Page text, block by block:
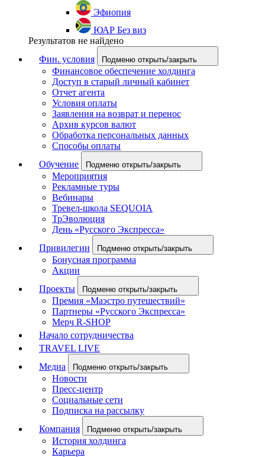
Эфиопия
ЮАР Без виз
Результатов не найдено
Фин. условия
Подменю открыть/закрыть
Финансовое обеспечение холдинга
Доступ в старый личный кабинет
Отчет агента
Условия оплаты
Заявления на возврат и перенос
Архив курсов валют
Обработка персональных данных
Способы оплаты
Обучение
Подменю открыть/закрыть
Мероприятия
Рекламные туры
Вебинары
Тревел-школа SEQUOIA
ТрЭволюция
День «Русского Экспресса»
Привилегии
Подменю открыть/закрыть
Бонусная программа
Акции
Проекты
Подменю открыть/закрыть
Премия «Маэстро путешествий»
Партнеры «Русского Экспресса»
Мерч R-SHOP
Начало сотрудничества
TRAVEL LIVE
Медиа
Подменю открыть/закрыть
Новости
Пресс-центр
Социальные сети
Подписка на рассылку
Компания
Подменю открыть/закрыть
История холдинга
Карьера